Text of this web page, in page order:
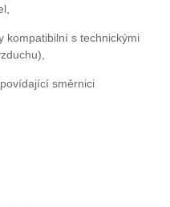
kompatibilní s technickými
směrnici